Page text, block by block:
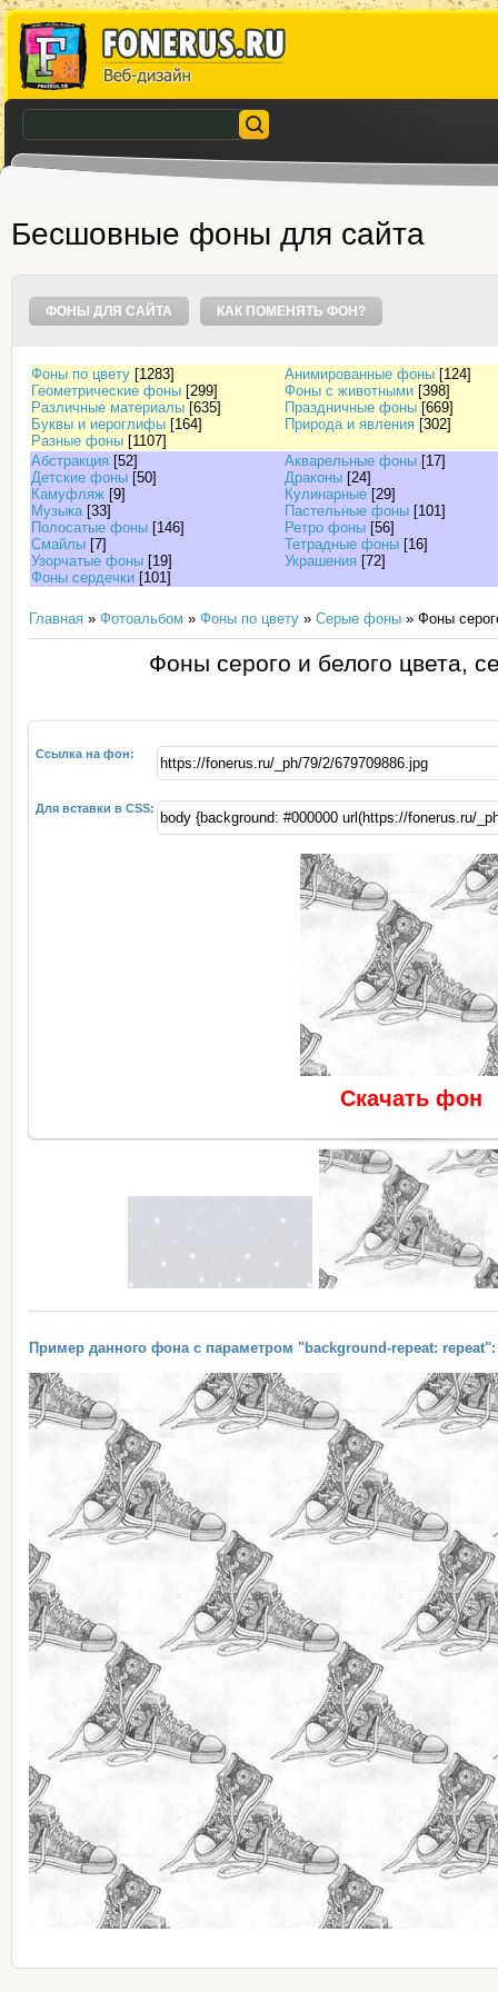
Бесшовные фоны для сайта
ФОНЫ ДЛЯ САЙТА КАК ПОМЕНЯТЬ ФОН?
Фоны по цвету [1283] Анимированные фоны [124]
Геометрические фоны [299] Фоны с животными [398]
Различные материалы [635] Праздничные фоны [669]
Буквы и иероглифы [164] Природа и явления [302]
Разные фоны [1107]
Абстракция [52] Акварельные фоны [17]
Детские фоны [50] Драконы [24]
Камуфляж [9] Кулинарные [29]
Музыка [33] Пастельные фоны [101]
Полосатые фоны [146] Ретро фоны [56]
Смайлы [7] Тетрадные фоны [16]
Узорчатые фоны [19] Украшения [72]
Фоны сердечки [101]
Главная » Фотоальбом » Фоны по цвету » Серые фоны » Фоны
Фоны серого и белого цвета,
Ссылка на фон:
Для вставки в CSS:
Скачать фон
Пример данного фона с параметром "background-repeat: repeat":